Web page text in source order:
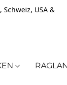
Schweiz, USA &